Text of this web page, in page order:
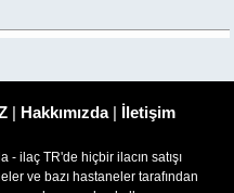
| Hakkımızda| İletişim
- ilaç TR'de hiçbir ilacın satışı
ve bazı hastaneler tarafından